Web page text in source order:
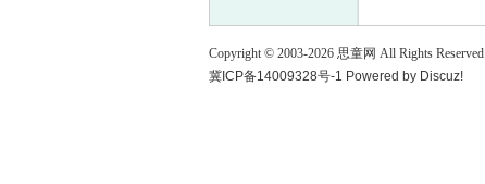
Copyright © 2003-2026 思童网 All Rights Reserved
冀ICP备14009328号-1 Powered by Discuz!